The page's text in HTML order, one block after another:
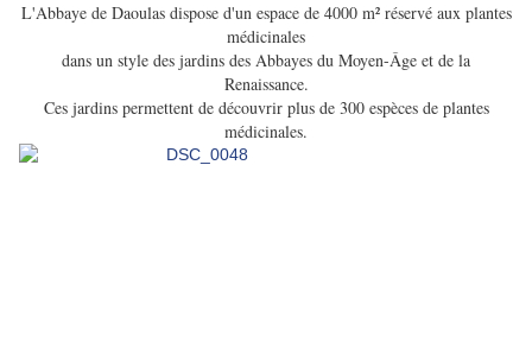
L'Abbaye de Daoulas dispose d'un espace de 4000 m² réservé aux plantes
médicinales
dans un style des jardins des Abbayes du Moyen-Âge et de la
Renaissance.
Ces jardins permettent de découvrir plus de 300 espèces de plantes
médicinales.